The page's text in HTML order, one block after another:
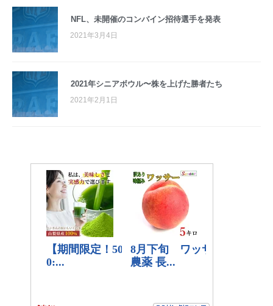
NFL、未開催のコンバイン招待選手を発表
2021年3月4日
2021年シニアボウル〜株を上げた勝者たち
2021年2月1日